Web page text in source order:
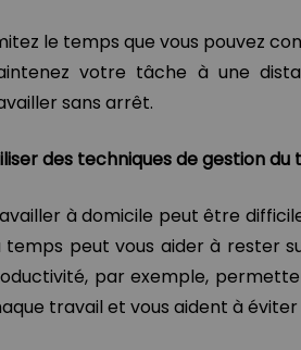
le temps que vous pouvez
votre tâche à une
sans arrêt.
des techniques de gestion du
à domicile peut être
temps peut vous aider à rester
par exemple,
travail et vous aident à